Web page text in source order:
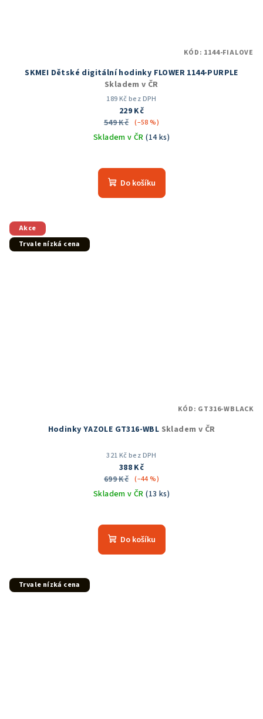
SKMEI Dětské digitální hodinky FLOWER 1144-PURPLE
Skladem v ČR
189 Kč bez DPH
229 Kč
549 Kč (–58 %)
Skladem v ČR(14 ks)
hodnocení
produktu
Do košíku
KÓD: 1144-FIALOVE
Akce
Trvale nízká cena
Hodinky YAZOLE GT316-WBL Skladem v ČR
321 Kč bez DPH
388 Kč
699 Kč (–44 %)
Skladem v ČR(13 ks)
Do košíku
KÓD: GT316-WBLACK
Trvale nízká cena